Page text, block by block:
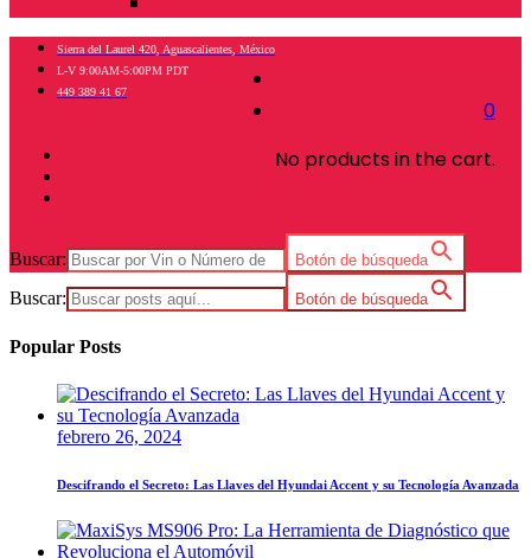
0
No products in the cart.
Sierra del Laurel 420, Aguascalientes, México
L-V 9:00AM-5:00PM PDT
449 389 41 67
Buscar: Botón de búsqueda
Buscar: Botón de búsqueda
Popular Posts
febrero 26, 2024
Descifrando el Secreto: Las Llaves del Hyundai Accent y su Tecnología Avanzada